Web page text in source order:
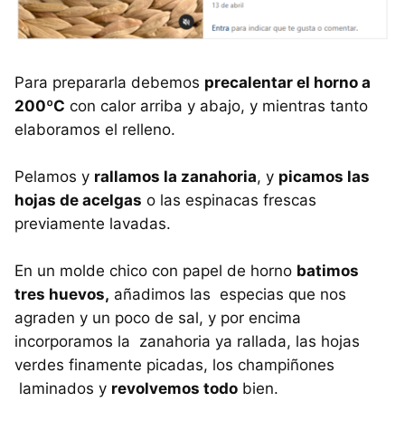
Para prepararla debemos precalentar el horno a
200ºC con calor arriba y abajo, y mientras tanto
elaboramos el relleno.
Pelamos y rallamos la zanahoria, y picamos las
hojas de acelgas o las espinacas frescas
previamente lavadas.
En un molde chico con papel de horno batimos
tres huevos, añadimos las especias que nos
agraden y un poco de sal, y por encima
incorporamos la zanahoria ya rallada, las hojas
verdes finamente picadas, los champiñones
laminados y revolvemos todo bien.